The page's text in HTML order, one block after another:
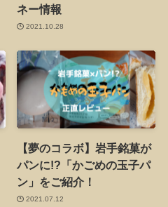
ネー情報
2021.10.28
【夢のコラボ】岩手銘菓が
パンに!?「かごめの玉子パ
ン」をご紹介！
2021.07.12